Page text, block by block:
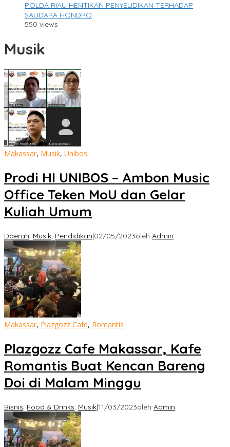
POLDA RIAU HENTIKAN PENYELIDIKAN TERHADAP
SAUDARA HONDRO
550 views
Musik
Makassar, Musik, Unibos
Prodi HI UNIBOS – Ambon Music
Office Teken MoU dan Gelar
Kuliah Umum
Daerah, Musik, Pendidikan|02/05/2023oleh Admin
Makassar, Plazgozz Cafe, Romantis
Plazgozz Cafe Makassar, Kafe
Romantis Buat Kencan Bareng
Doi di Malam Minggu
Bisnis, Food & Drinks, Musik|11/03/2023oleh Admin